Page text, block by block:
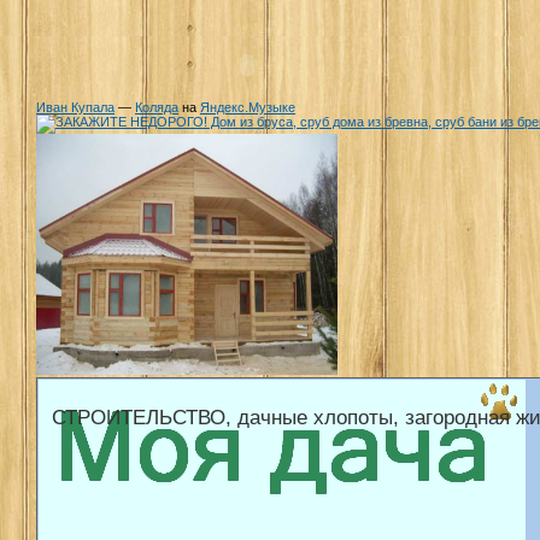
Иван Купала — Коляда на Яндекс.Музыке
СТРОИТЕЛЬСТВО, дачные хлопоты, загородная